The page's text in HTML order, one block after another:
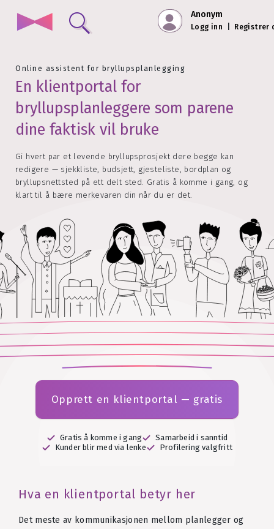
Anonym
Logg inn Registrer
Online assistent for bryllupsplanlegging
En klientportal for
bryllupsplanleggere som parene
dine faktisk vil bruke
Gi hvert par et levende bryllupsprosjekt dere begge kan
redigere — sjekkliste, budsjett, gjesteliste, bordplan og
bryllupsnettsted på ett delt sted. Gratis å komme i gang, og
klart til å bære merkevaren din når du er det.
Opprett en klientportal — gratis
Gratis å komme i gang
Samarbeid i sanntid
Kunder blir med via lenke
Profilering valgfritt
Hva en klientportal betyr her
Det meste av kommunikasjonen mellom planlegger og